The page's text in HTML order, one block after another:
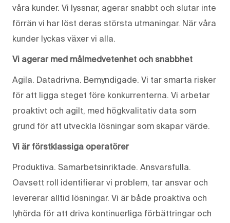
våra kunder. Vi lyssnar, agerar snabbt och slutar inte
förrän vi har löst deras största utmaningar. När våra
kunder lyckas växer vi alla.
Vi agerar med målmedvetenhet och snabbhet
Agila. Datadrivna. Bemyndigade. Vi tar smarta risker
för att ligga steget före konkurrenterna. Vi arbetar
proaktivt och agilt, med högkvalitativ data som
grund för att utveckla lösningar som skapar värde.
Vi är förstklassiga operatörer
Produktiva. Samarbetsinriktade. Ansvarsfulla.
Oavsett roll identifierar vi problem, tar ansvar och
levererar alltid lösningar. Vi är både proaktiva och
lyhörda för att driva kontinuerliga förbättringar och